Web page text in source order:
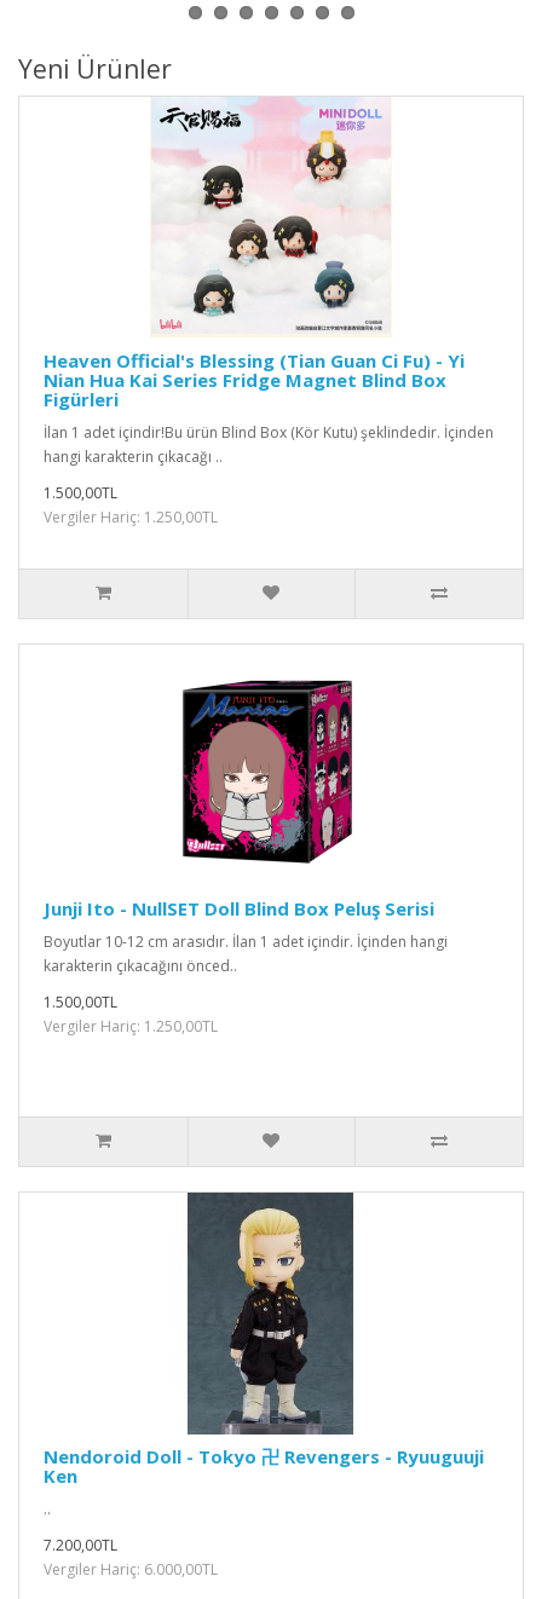
Yeni Ürünler
Heaven Official's Blessing (Tian Guan Ci Fu) - Yi
Nian Hua Kai Series Fridge Magnet Blind Box
Figürleri
İlan 1 adet içindir!Bu ürün Blind Box (Kör Kutu) şeklindedir. İçinden
hangi karakterin çıkacağı ..
1.500,00TL
Vergiler Hariç: 1.250,00TL
Junji Ito - NullSET Doll Blind Box Peluş Serisi
Boyutlar 10-12 cm arasıdır. İlan 1 adet içindir. İçinden hangi
karakterin çıkacağını önced..
1.500,00TL
Vergiler Hariç: 1.250,00TL
Nendoroid Doll - Tokyo 卍 Revengers - Ryuuguuji
Ken
..
7.200,00TL
Vergiler Hariç: 6.000,00TL